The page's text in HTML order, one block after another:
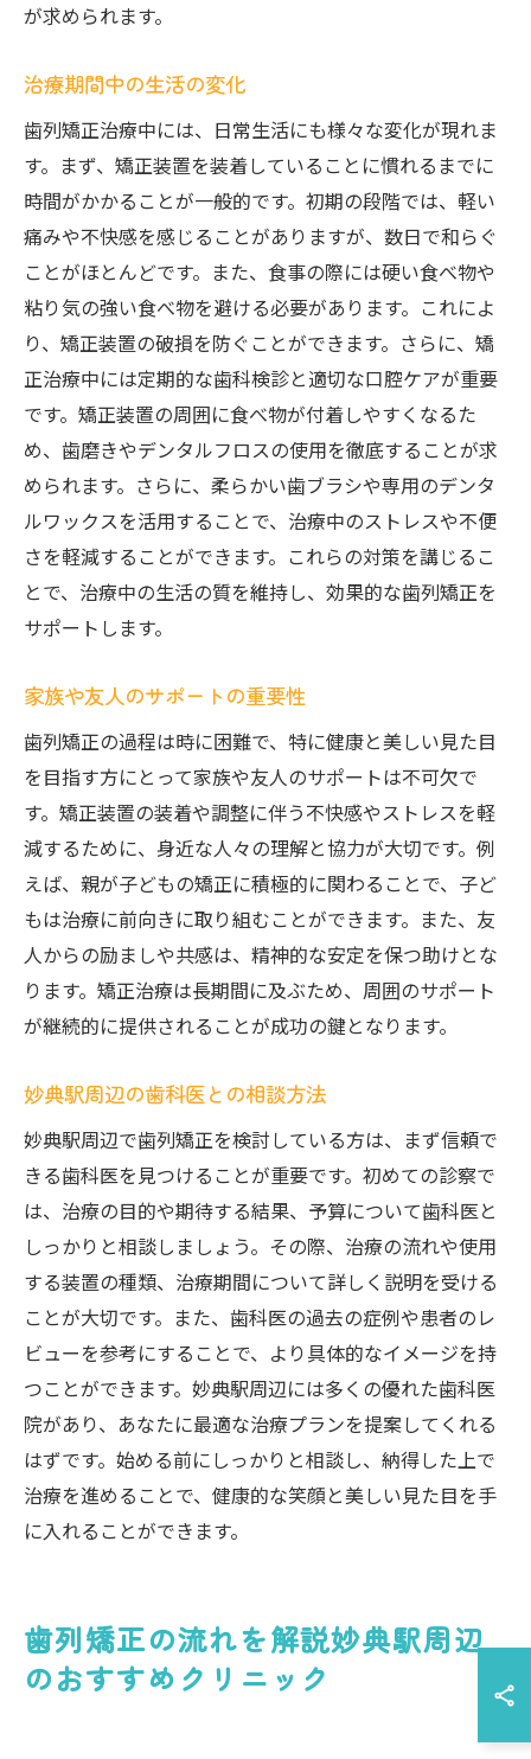
が求められます。
治療期間中の生活の変化
歯列矯正治療中には、日常生活にも様々な変化が現れま
す。まず、矯正装置を装着していることに慣れるまでに
時間がかかることが一般的です。初期の段階では、軽い
痛みや不快感を感じることがありますが、数日で和らぐ
ことがほとんどです。また、食事の際には硬い食べ物や
粘り気の強い食べ物を避ける必要があります。これによ
り、矯正装置の破損を防ぐことができます。さらに、矯
正治療中には定期的な歯科検診と適切な口腔ケアが重要
です。矯正装置の周囲に食べ物が付着しやすくなるた
め、歯磨きやデンタルフロスの使用を徹底することが求
められます。さらに、柔らかい歯ブラシや専用のデンタ
ルワックスを活用することで、治療中のストレスや不便
さを軽減することができます。これらの対策を講じるこ
とで、治療中の生活の質を維持し、効果的な歯列矯正を
サポートします。
家族や友人のサポートの重要性
歯列矯正の過程は時に困難で、特に健康と美しい見た目
を目指す方にとって家族や友人のサポートは不可欠で
す。矯正装置の装着や調整に伴う不快感やストレスを軽
減するために、身近な人々の理解と協力が大切です。例
えば、親が子どもの矯正に積極的に関わることで、子ど
もは治療に前向きに取り組むことができます。また、友
人からの励ましや共感は、精神的な安定を保つ助けとな
ります。矯正治療は長期間に及ぶため、周囲のサポート
が継続的に提供されることが成功の鍵となります。
妙典駅周辺の歯科医との相談方法
妙典駅周辺で歯列矯正を検討している方は、まず信頼で
きる歯科医を見つけることが重要です。初めての診察で
は、治療の目的や期待する結果、予算について歯科医と
しっかりと相談しましょう。その際、治療の流れや使用
する装置の種類、治療期間について詳しく説明を受ける
ことが大切です。また、歯科医の過去の症例や患者のレ
ビューを参考にすることで、より具体的なイメージを持
つことができます。妙典駅周辺には多くの優れた歯科医
院があり、あなたに最適な治療プランを提案してくれる
はずです。始める前にしっかりと相談し、納得した上で
治療を進めることで、健康的な笑顔と美しい見た目を手
に入れることができます。
歯列矯正の流れを解説妙典駅周辺
のおすすめクリニック